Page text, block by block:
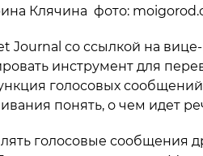
Клячина фото:
Journal со ссылкой на
инструмент для
голосовых сообщений
понять, о чем идет
голосовые сообщения